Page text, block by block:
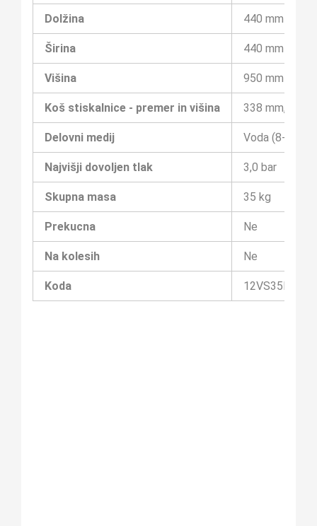
Dolžina 440 mm
Širina 440 mm
Višina 950 mm
Koš stiskalnice - premer in višina 338 mm, 545
Delovni medij Voda (8-20 °C)
Najvišji dovoljen tlak 3,0 bar
Skupna masa 35 kg
Prekucna Ne
Na kolesih Ne
Koda 12VS35L